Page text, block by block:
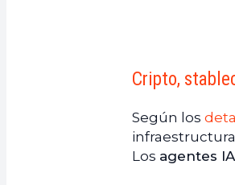
Cripto,
Según los
Los agentes IA